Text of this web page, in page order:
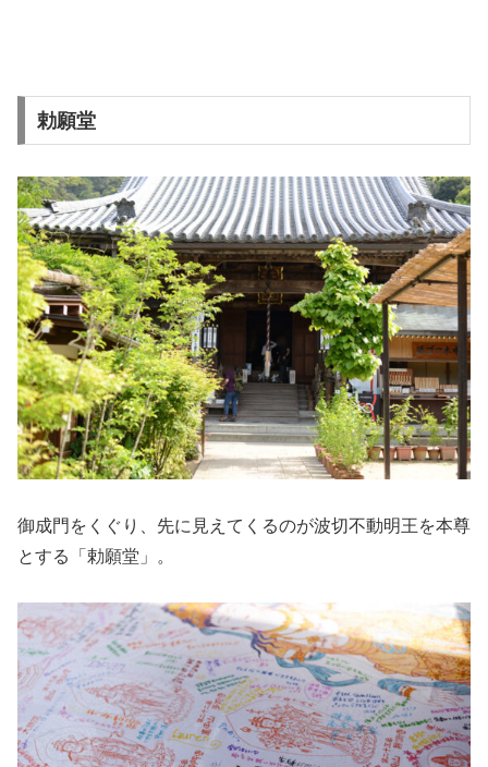
勅願堂
御成門をくぐり、先に見えてくるのが波切不動明王を本尊
とする「勅願堂」。